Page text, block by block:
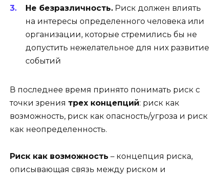
Не безразличность. Риск должен влиять
на интересы определенного человека или
организации, которые стремились бы не
допустить нежелательное для них развитие
событий
В последнее время принято понимать риск с
точки зрения трех концепций: риск как
возможность, риск как опасность/угроза и риск
как неопределенность.
Риск как возможность – концепция риска,
описывающая связь между риском и